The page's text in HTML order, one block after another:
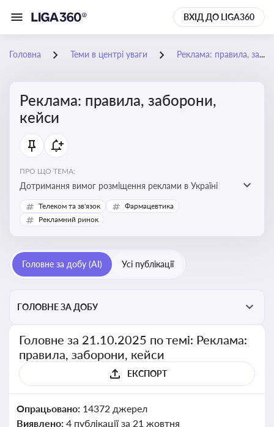
ВХІД ДО LIGA360
Головна Теми в центрі уваги Реклама: правила, заборони, кейси
Реклама: правила, заборони,
кейси
ПРО ЩО ТЕМА:
Дотримання вимог розміщення реклами в Україні
Телеком та зв'язок
Фармацевтика
Рекламний ринок
Головне за добу (AI) Усі публікації
ГОЛОВНЕ ЗА ДОБУ
Головне за 21.10.2025 по темі: Реклама:
правила, заборони, кейси
ЕКСПОРТ
Опрацьовано: 14372 джерел
Виявлено: 4 публікації за 21 жовтня